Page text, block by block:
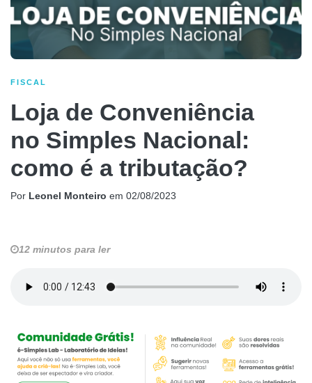
FISCAL
Loja de Conveniência
no Simples Nacional:
como é a tributação?
Por Leonel Monteiro em 02/08/2023
12 minutos para ler